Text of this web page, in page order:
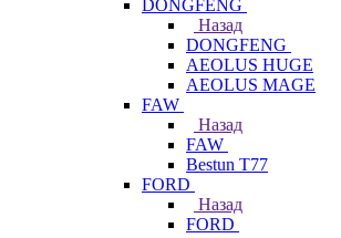
DONGFENG
Назад
DONGFENG
AEOLUS HUGE
AEOLUS MAGE
FAW
Назад
FAW
Bestun T77
FORD
Назад
FORD